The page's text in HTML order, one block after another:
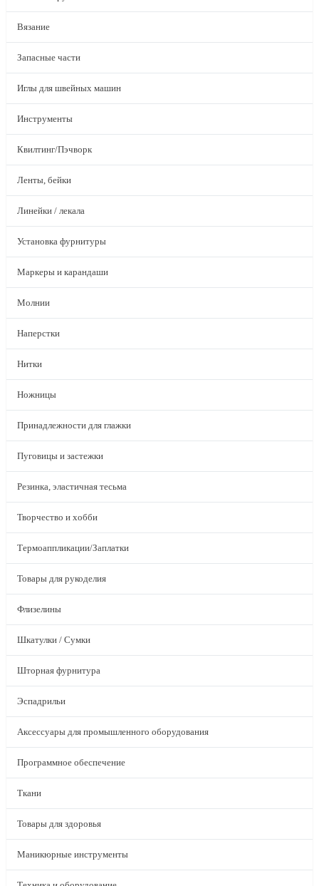
Вязание
Запасные части
Иглы для швейных машин
Инструменты
Квилтинг/Пэчворк
Ленты, бейки
Линейки / лекала
Установка фурнитуры
Маркеры и карандаши
Молнии
Наперстки
Нитки
Ножницы
Принадлежности для глажки
Пуговицы и застежки
Резинка, эластичная тесьма
Творчество и хобби
Термоаппликации/Заплатки
Товары для рукоделия
Флизелины
Шкатулки / Сумки
Шторная фурнитура
Эспадрильи
Аксессуары для промышленного оборудования
Программное обеспечение
Ткани
Товары для здоровья
Маникюрные инструменты